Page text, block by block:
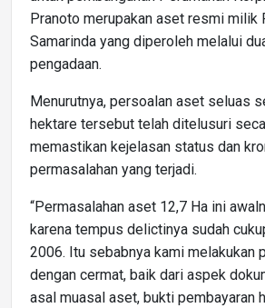
Pranoto merupakan aset resmi milik
Samarinda yang diperoleh melalui
pengadaan.
Menurutnya, persoalan aset seluas
hektare tersebut telah ditelusuri
memastikan kejelasan status dan
permasalahan yang terjadi.
“Permasalahan aset 12,7 Ha ini
karena tempus delictinya sudah
2006. Itu sebabnya kami melakukan
dengan cermat, baik dari aspek
asal muasal aset, bukti pembayaran